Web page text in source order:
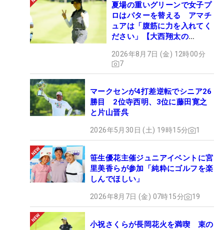
夏場の重いグリーンで女子プ
ロはパターを替える アマチ
ュアは「腹筋に力を入れてく
ださい」【大西翔太の
2026年8月7日 (金) 12時00分
7
マークセンが4打差逆転でシニア26
勝目 2位寺西明、3位に藤田寛之
と片山晋呉
2026年5月30日 (土) 19時15分 1
笹生優花主催ジュニアイベントに宮
里美香らが参加「純粋にゴルフを楽
しんでほしい」
2026年8月7日 (金) 07時15分 19
小祝さくらが長岡花火を満喫 束の